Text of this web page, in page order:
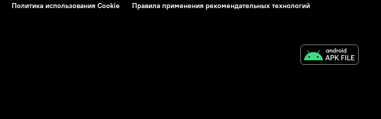
Политика использования Cookie
Правила применения рекомендательных технологий